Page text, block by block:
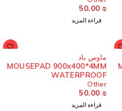
50.00
قراءة المزيد
ماوس باد
MOUSEPAD 900x400*4MM
WATERPROOF
Other
50.00
قراءة المزيد